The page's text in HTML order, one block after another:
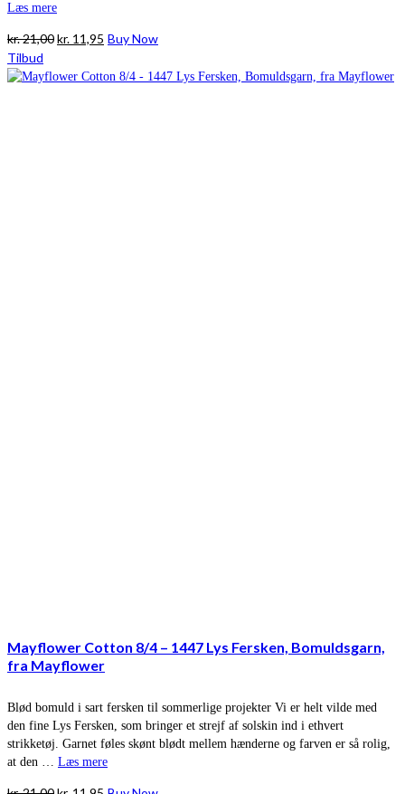
Læs mere
kr.21,00Den
pris
kr. 11,95 Den
pris
Buy Now
Tilbud
Mayflower Cotton 8/4 – 1447 Lys Fersken, Bomuldsgarn,
fra Mayflower
Blød bomuld i sart fersken til sommerlige projekter Vi er helt vilde med
den fine Lys Fersken, som bringer et strejf af solskin ind i ethvert
strikketøj. Garnet føles skønt blødt mellem hænderne og farven er så rolig,
at den … Læs mere